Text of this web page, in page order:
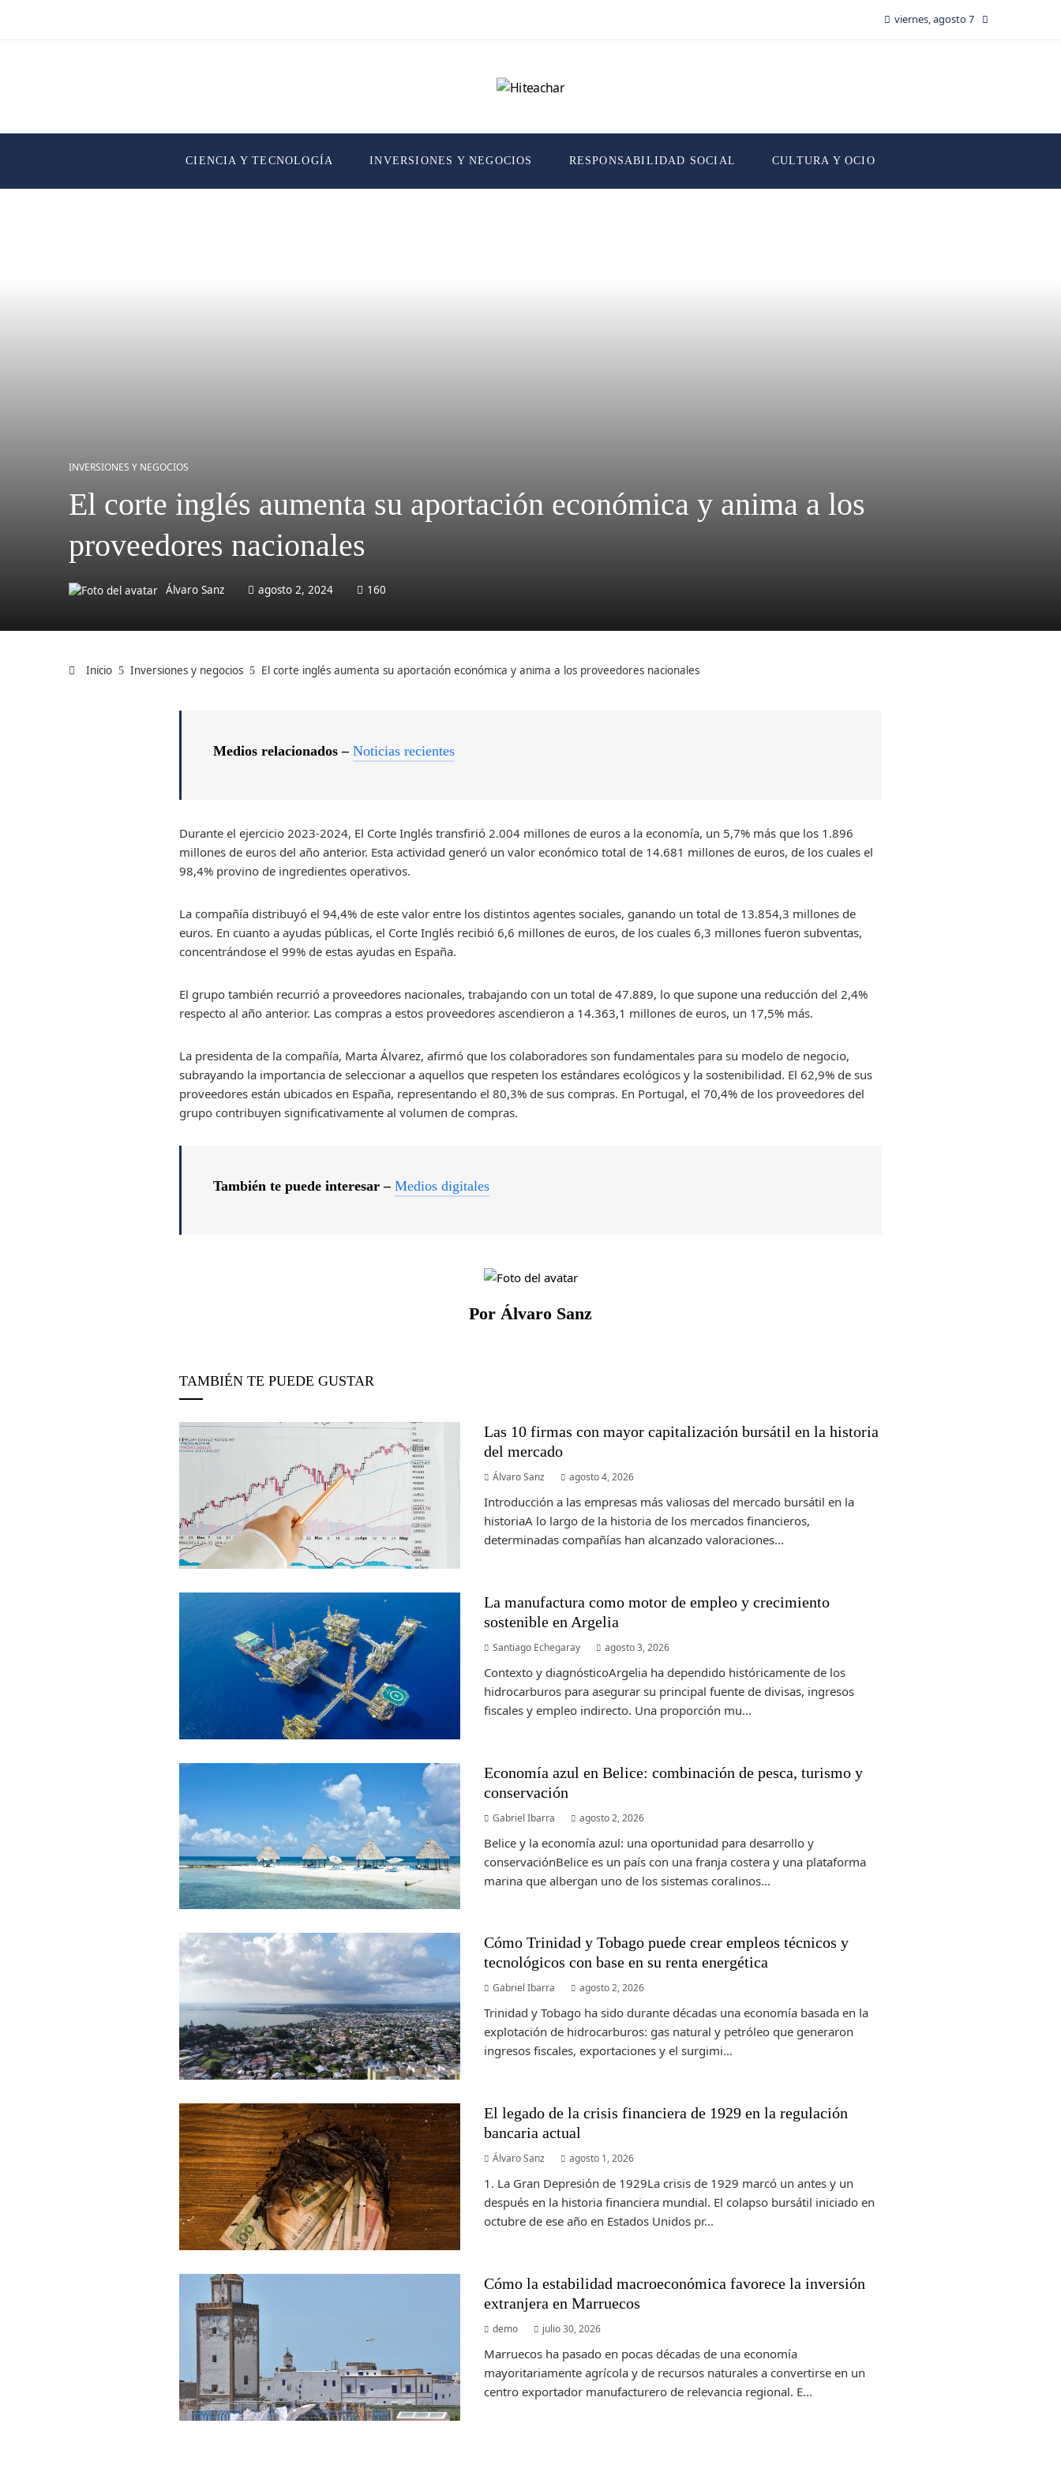
viernes, agosto 7
CIENCIA Y TECNOLOGÍA INVERSIONES Y NEGOCIOS RESPONSABILIDAD SOCIAL CULTURA Y OCIO
INVERSIONES Y NEGOCIOS
El corte inglés aumenta su aportación económica y anima a los
proveedores nacionales
Álvaro Sanz agosto 2, 2024 160
Inicio Inversiones y negocios El corte inglés aumenta su aportación económica y anima a los proveedores nacionales
Medios relacionados –Noticias recientes
Durante el ejercicio 2023-2024, El Corte Inglés transfirió 2.004 millones de euros a la economía, un 5,7% más que los 1.896
millones de euros del año anterior. Esta actividad generó un valor económico total de 14.681 millones de euros, de los cuales el
98,4% provino de ingredientes operativos.
La compañía distribuyó el 94,4% de este valor entre los distintos agentes sociales, ganando un total de 13.854,3 millones de
euros. En cuanto a ayudas públicas, el Corte Inglés recibió 6,6 millones de euros, de los cuales 6,3 millones fueron subventas,
concentrándose el 99% de estas ayudas en España.
El grupo también recurrió a proveedores nacionales, trabajando con un total de 47.889, lo que supone una reducción del 2,4%
respecto al año anterior. Las compras a estos proveedores ascendieron a 14.363,1 millones de euros, un 17,5% más.
La presidenta de la compañía, Marta Álvarez, afirmó que los colaboradores son fundamentales para su modelo de negocio,
subrayando la importancia de seleccionar a aquellos que respeten los estándares ecológicos y la sostenibilidad. El 62,9% de sus
proveedores están ubicados en España, representando el 80,3% de sus compras. En Portugal, el 70,4% de los proveedores del
grupo contribuyen significativamente al volumen de compras.
También te puede interesar –Medios digitales
Por Álvaro Sanz
TAMBIÉN TE PUEDE GUSTAR
Las 10 firmas con mayor capitalización bursátil en la historia
del mercado
Álvaro Sanz agosto 4, 2026
Introducción a las empresas más valiosas del mercado bursátil en la
historiaA lo largo de la historia de los mercados financieros,
determinadas compañías han alcanzado valoraciones...
La manufactura como motor de empleo y crecimiento
sostenible en Argelia
Santiago Echegaray agosto 3, 2026
Contexto y diagnósticoArgelia ha dependido históricamente de los
hidrocarburos para asegurar su principal fuente de divisas, ingresos
fiscales y empleo indirecto. Una proporción mu...
Economía azul en Belice: combinación de pesca, turismo y
conservación
Gabriel Ibarra agosto 2, 2026
Belice y la economía azul: una oportunidad para desarrollo y
conservaciónBelice es un país con una franja costera y una plataforma
marina que albergan uno de los sistemas coralinos...
Cómo Trinidad y Tobago puede crear empleos técnicos y
tecnológicos con base en su renta energética
Gabriel Ibarra agosto 2, 2026
Trinidad y Tobago ha sido durante décadas una economía basada en la
explotación de hidrocarburos: gas natural y petróleo que generaron
ingresos fiscales, exportaciones y el surgimi...
El legado de la crisis financiera de 1929 en la regulación
bancaria actual
Álvaro Sanz agosto 1, 2026
1. La Gran Depresión de 1929La crisis de 1929 marcó un antes y un
después en la historia financiera mundial. El colapso bursátil iniciado en
octubre de ese año en Estados Unidos pr...
Cómo la estabilidad macroeconómica favorece la inversión
extranjera en Marruecos
demo julio 30, 2026
Marruecos ha pasado en pocas décadas de una economía
mayoritariamente agrícola y de recursos naturales a convertirse en un
centro exportador manufacturero de relevancia regional. E...